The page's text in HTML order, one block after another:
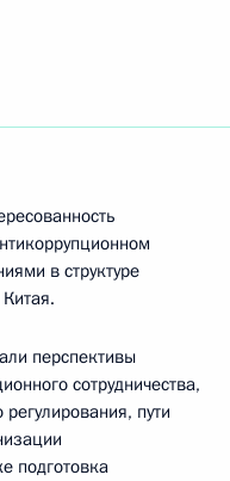
в структуре
перспективы
сотрудничества,
пути
подготовка